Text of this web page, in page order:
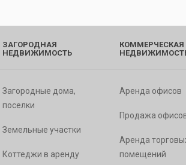
ЗАГОРОДНАЯ
НЕДВИЖИМОСТЬ
Загородные дома,
поселки
Земельные участки
Коттеджи в аренду
КОММЕРЧЕСКАЯ
Аренда офисов
Продажа
Аренда
помещений